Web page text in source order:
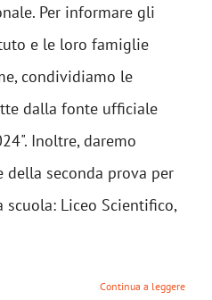
Per informare gli
e le loro famiglie
condividiamo le
dalla fonte ufficiale
Inoltre, daremo
della seconda prova per
Liceo Scientifico,
Continua a leggere